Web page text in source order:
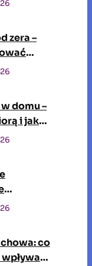
zera –
w której
domu –
i jak
drewna
co